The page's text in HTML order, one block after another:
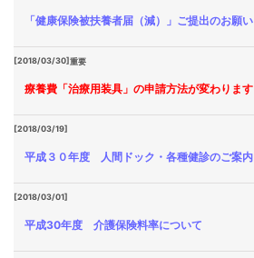
「健康保険被扶養者届（減）」ご提出のお願い
[2018/03/30]重要
療養費「治療用装具」の申請方法が変わります
[2018/03/19]
平成３０年度 人間ドック・各種健診のご案内
[2018/03/01]
平成30年度 介護保険料率について